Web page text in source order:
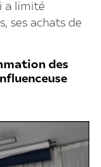
a limité
ses achats de
des